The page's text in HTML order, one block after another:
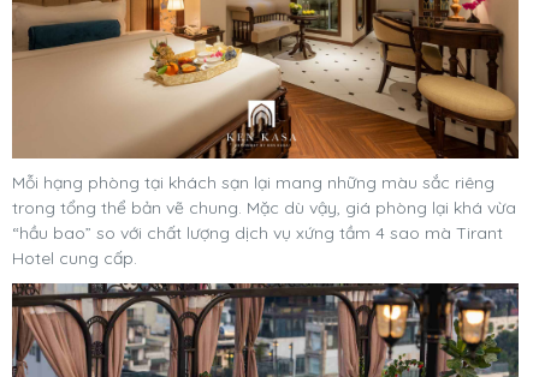
Mỗi hạng phòng tại khách sạn lại mang những màu sắc riêng
trong tổng thể bản vẽ chung. Mặc dù vậy, giá phòng lại khá vừa
“hầu bao” so với chất lượng dịch vụ xứng tầm 4 sao mà Tirant
Hotel cung cấp.